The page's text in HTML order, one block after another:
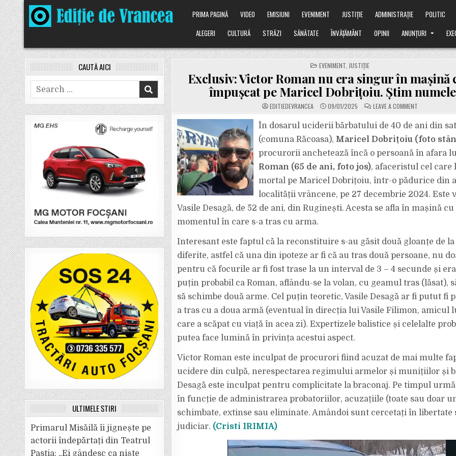
Skip
to
content
PRIMA PAGINĂ VIDEO EMISIUNI EVENIMENT JUSTIȚIE ADMINISTRAȚIE
POLITIC
ALEGERI
CULTURĂ STRĂZI SĂNĂTATE ÎNVĂȚĂMÂNT OPINII ANUNȚURI
POSTED
IN
EVENIMENT JUSTIȚIE
Exclusiv: Victor Roman nu era singur în mașină
împușcat pe Maricel Dobrițoiu. Știm
EDITIEDEVRANCEA 09/01/2025 LEAVE A COMMENT
EXCLUSIV:
ROMAN
NU
ERA
SINGUR
ÎN
MAȘINĂ
L-
ÎMPUȘCAT
PE
MARICEL
DOBRIȚOIU.
NUMELE
LUI.
În dosarul uciderii bărbatului de 40 de ani din
(comuna Răcoasa), Maricel Dobrițoiu (foto
procurorii anchetează încă o persoană în afara
Roman (65 de ani, foto jos), afaceristul cel care
mortal pe Maricel Dobrițoiu, într-o pădurice din
localității vrâncene, pe 27 decembrie 2024. Este
Vasile Desagă, de 52 de ani, din Ruginești. Acesta se afla în mașină
momentul în care s-a tras cu arma.
Interesant este faptul că la reconstituire s-au găsit două gloanțe de
diferite, astfel că una din ipoteze ar fi că au tras două persoane, nu
pentru că focurile ar fi fost trase la un interval de 3 – 4 secunde și
puțin probabil ca Roman, aflându-se la volan, cu geamul tras (lăsat),
să schimbe două arme. Cel puțin teoretic, Vasile Desagă ar fi putut fi
a tras cu a doua armă (eventual în direcția lui Vasile Filimon, amicul
care a scăpat cu viață în acea zi). Expertizele balistice și celelalte
putea face lumină în privința acestui aspect.
Victor Roman este inculpat de procurori fiind acuzat de mai multe
ucidere din culpă, nerespectarea regimului armelor și munițiilor și
Desagă este inculpat pentru complicitate la braconaj. Pe timpul
în funcție de administrarea probatoriilor, acuzațiile (toate sau doar
schimbate, extinse sau eliminate. Amândoi sunt cercetați în libertate
judiciar. (Cristi IRIMIA)
CAUTĂ AICI
Search
for:
ULTIMELE ȘTIRI
Primarul Misăilă îi jignește pe
actorii îndepărtați din Teatrul
Pastia: „Ei gândesc ca niște